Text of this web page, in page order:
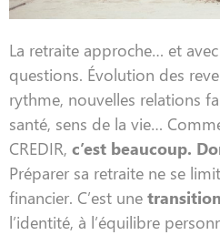
La retraite approche… et
questions. Évolution des
rythme, nouvelles relations
santé, sens de la vie…
CREDIR, c’est beaucoup.
Préparer sa retraite ne se
financier. C’est une
l’identité, à l’équilibre